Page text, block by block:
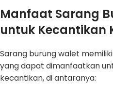
Manfaat Sarang
untuk Kecantikan
Sarang burung walet
yang dapat dimanfaatkan
kecantikan, di antaranya: